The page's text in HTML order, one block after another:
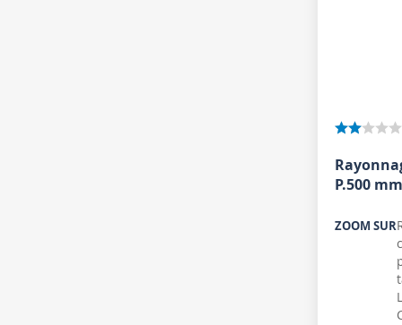
P.500
ZOOM SUR